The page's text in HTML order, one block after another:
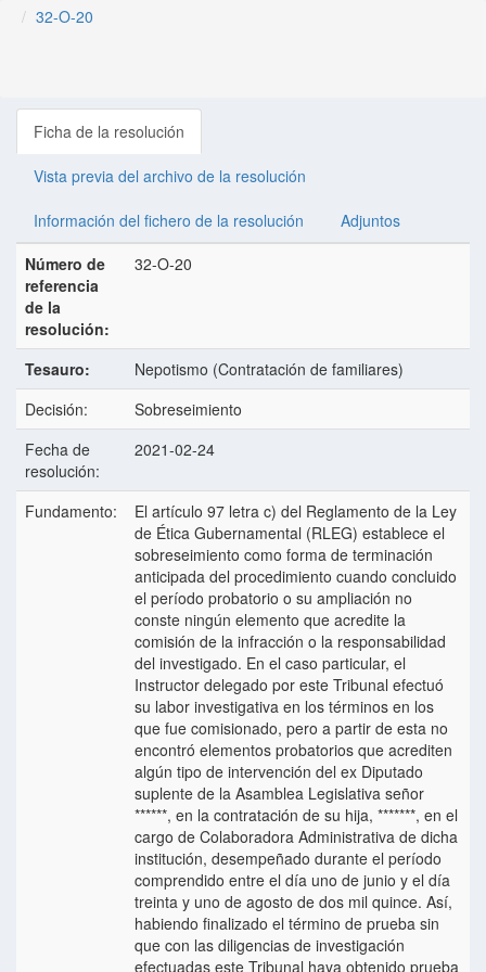
32-O-20
Ficha de la resolución
Vista previa del archivo de la resolución
Información del fichero de la resolución
Adjuntos
Número de
referencia
de la
resolución:
32-O-20
Tesauro:
Nepotismo (Contratación de familiares)
Decisión:
Sobreseimiento
Fecha de
resolución:
2021-02-24
Fundamento:
El artículo 97 letra c) del Reglamento de la Ley
de Ética Gubernamental (RLEG) establece el
sobreseimiento como forma de terminación
anticipada del procedimiento cuando concluido
el período probatorio o su ampliación no
conste ningún elemento que acredite la
comisión de la infracción o la responsabilidad
del investigado. En el caso particular, el
Instructor delegado por este Tribunal efectuó
su labor investigativa en los términos en los
que fue comisionado, pero a partir de esta no
encontró elementos probatorios que acrediten
algún tipo de intervención del ex Diputado
suplente de la Asamblea Legislativa señor
******, en la contratación de su hija, *******, en el
cargo de Colaboradora Administrativa de dicha
institución, desempeñado durante el período
comprendido entre el día uno de junio y el día
treinta y uno de agosto de dos mil quince. Así,
habiendo finalizado el término de prueba sin
que con las diligencias de investigación
efectuadas este Tribunal haya obtenido prueba